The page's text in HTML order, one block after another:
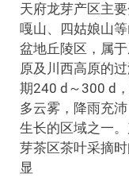
天府龙芽产区主
嘎山、四姑娘山
盆地丘陵区，属
原及川西高原的
期240 d～300 d
多云雾，降雨充
生长的区域之一
芽茶区茶叶采摘
显